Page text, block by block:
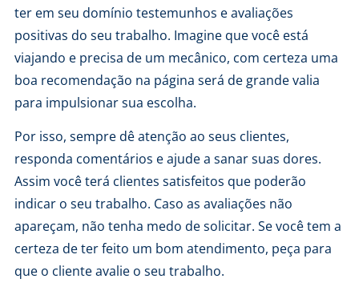
ter em seu domínio testemunhos e avaliações
positivas do seu trabalho. Imagine que você está
viajando e precisa de um mecânico, com certeza uma
boa recomendação na página será de grande valia
para impulsionar sua escolha.
Por isso, sempre dê atenção ao seus clientes,
responda comentários e ajude a sanar suas dores.
Assim você terá clientes satisfeitos que poderão
indicar o seu trabalho. Caso as avaliações não
apareçam, não tenha medo de solicitar. Se você tem a
certeza de ter feito um bom atendimento, peça para
que o cliente avalie o seu trabalho.